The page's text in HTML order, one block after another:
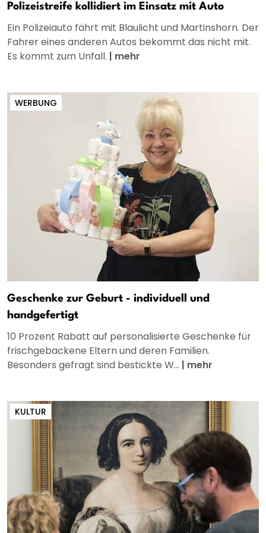
Polizeistreife kollidiert im Einsatz mit Auto
Ein Polizeiauto fährt mit Blaulicht und Martinshorn. Der
Fahrer eines anderen Autos bekommt das nicht mit.
Es kommt zum Unfall. | mehr
WERBUNG
Geschenke zur Geburt - individuell und
handgefertigt
10 Prozent Rabatt auf personalisierte Geschenke für
frischgebackene Eltern und deren Familien.
Besonders gefragt sind bestickte W... | mehr
KULTUR